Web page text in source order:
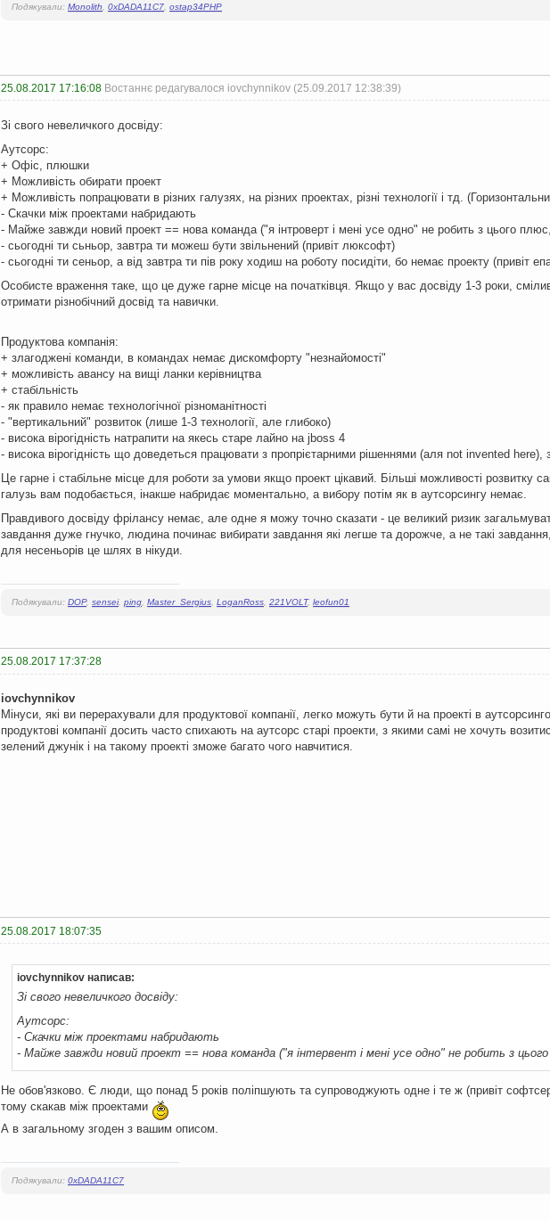
Подякували: Monolith 0xDADA11C7 ostap34PHP
25.08.2017 17:16:08 Востаннє редагувалося iovchynnikov (25.09.2017 12:38:39)
Зі свого невеличкого досвіду:
Аутсорс:
+ Офіс, плюшки
+ Можливість обирати проект
+ Можливість попрацювати в різних галузях, на різних проектах, різні технології і тд.
- Скачки між проектами набридають
- Майже завжди новий проект == нова команда ("я інтроверт і мені усе одно" не робить з цього
- сьогодні ти сьньор, завтра ти можеш бути звільнений (привіт люксофт)
- сьогодні ти сеньор, а від завтра ти пів року ходиш на роботу посидіти, бо немає проекту (привіт
Особисте враження таке, що це дуже гарне місце на початківця. Якщо у вас досвіду 1-3 роки,
отримати різнобічний досвід та навички.
Продуктова компанія:
+ злагоджені команди, в командах немає дискомфорту "незнайомості"
+ можливість авансу на вищі ланки керівництва
+ стабільність
- як правило немає технологічної різноманітності
- "вертикальний" розвиток (лише 1-3 технології, але глибоко)
- висока вірогідність натрапити на якесь старе лайно на jboss 4
- висока вірогідність що доведеться працювати з пропрієтарними рішеннями (аля not invented
Це гарне і стабільне місце для роботи за умови якщо проект цікавий. Більші можливості
галузь вам подобається, інакше набридає моментально, а вибору потім як в аутсорсингу немає.
Правдивого досвіду фрілансу немає, але одне я можу точно сказати - це великий ризик
завдання дуже гнучко, людина починає вибирати завдання які легше та дорожче, а не такі
для несеньорів це шлях в нікуди.
Подякували: DOP, sensei, ping, Master_Sergius, LoganRoss, 221VOLT, leofun01
25.08.2017 17:37:28
iovchynnikov
Мінуси, які ви перерахували для продуктової компанії, легко можуть бути й на проекті в
продуктові компанії досить часто спихають на аутсорс старі проекти, з якими самі не хочуть
зелений джунік і на такому проекті зможе багато чого навчитися.
25.08.2017 18:07:35
iovchynnikov написав:
Зі свого невеличкого досвіду:
Аутсорс:
- Скачки між проектами набридають
- Майже завжди новий проект == нова команда ("я інтервент і мені усе одно" не робить з
Не обов'язково. Є люди, що понад 5 років поліпшують та супроводжують одне і те ж (привіт
тому скакав між проектами
А в загальному згоден з вашим описом.
Подякували: 0xDADA11C7